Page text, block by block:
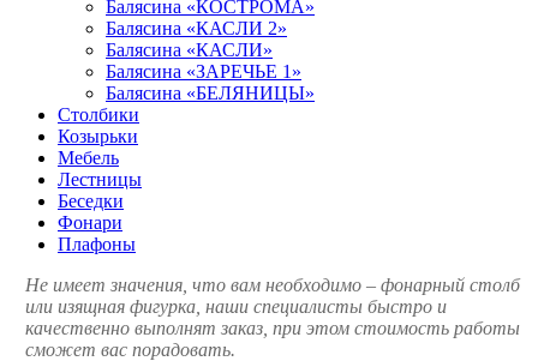
Балясина «КОСТРОМА»
Балясина «КАСЛИ 2»
Балясина «КАСЛИ»
Балясина «ЗАРЕЧЬЕ 1»
Балясина «БЕЛЯНИЦЫ»
Столбики
Козырьки
Мебель
Лестницы
Беседки
Фонари
Плафоны
Не имеет значения, что вам необходимо – фонарный столб
или изящная фигурка, наши специалисты быстро и
качественно выполнят заказ, при этом стоимость работы
сможет вас порадовать.